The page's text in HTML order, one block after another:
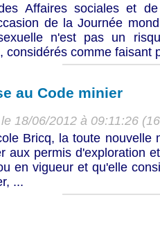
Affaires sociales et
de la Journée
n'est pas un
considérés comme faisant
au Code minier
18/06/2012 à 09:11:26
Bricq, la toute nouvelle
aux permis d'exploration
en vigueur et qu'elle
...